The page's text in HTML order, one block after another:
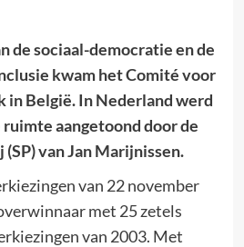
de sociaal-democratie en de
kwam het Comité voor
in België. In Nederland werd
aangetoond door de
van Jan Marijnissen.
van 22 november
met 25 zetels
van 2003. Met